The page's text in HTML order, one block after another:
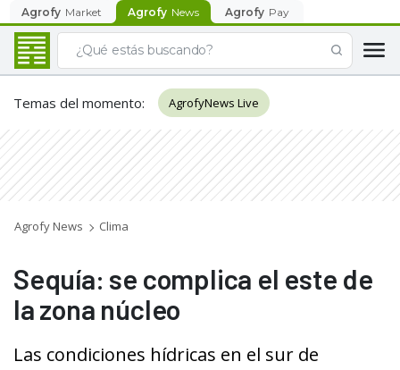
Agrofy Market Agrofy News Agrofy Pay
Temas del momento: AgrofyNews Live
Agrofy News Clima
Sequía: se complica el este de
la zona núcleo
Las condiciones hídricas en el sur de